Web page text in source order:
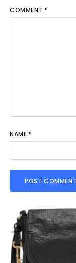
COMMENT *
NAME *